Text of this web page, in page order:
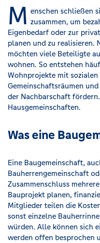
M enschen schließen
zusammen, um
Eigenbedarf oder zur
planen und zu realisieren.
möchten viele Beteiligte
wohnen. So entstehen
Wohnprojekte mit
Gemeinschaftsräumen
der Nachbarschaft
Hausgemeinschaften.
Was eine
Eine Baugemeinschaft,
Bauherrengemeinschaft
Zusammenschluss
Bauprojekt planen,
Mitglieder teilen die
sonst einzelne
würden. Alle können sich
werden offen besprochen